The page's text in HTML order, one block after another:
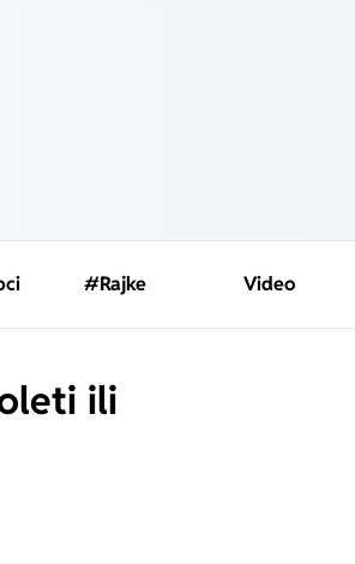
#Rajke Video
ili